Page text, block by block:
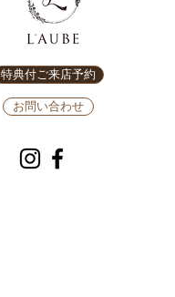
特典付ご来店予約
お問い合わせ